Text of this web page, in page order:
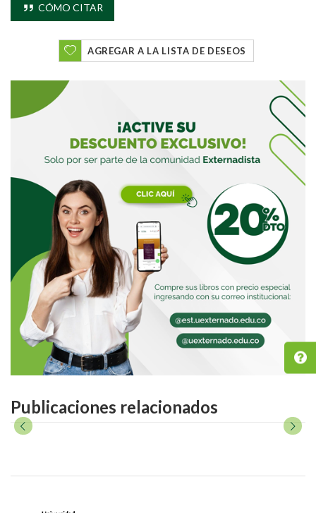
CÓMO CITAR
AGREGAR A LA LISTA DE DESEOS
Publicaciones relacionados